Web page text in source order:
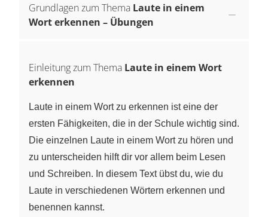
Grundlagen zum Thema Laute in einem
Wort erkennen – Übungen
Einleitung zum Thema Laute in einem Wort
erkennen
Laute in einem Wort zu erkennen ist eine der
ersten Fähigkeiten, die in der Schule wichtig sind.
Die einzelnen Laute in einem Wort zu hören und
zu unterscheiden hilft dir vor allem beim Lesen
und Schreiben. In diesem Text übst du, wie du
Laute in verschiedenen Wörtern erkennen und
benennen kannst.